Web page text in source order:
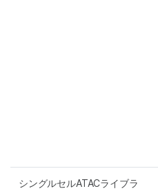
シングルセルATACライブラ